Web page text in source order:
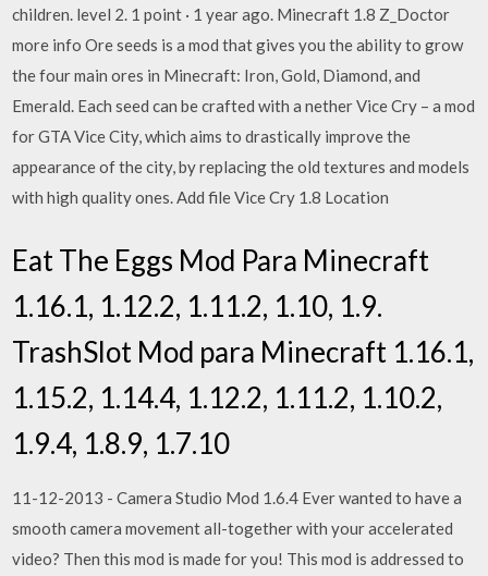
children. level 2. 1 point · 1 year ago. Minecraft 1.8 Z_Doctor
more info Ore seeds is a mod that gives you the ability to grow
the four main ores in Minecraft: Iron, Gold, Diamond, and
Emerald. Each seed can be crafted with a nether Vice Cry – a mod
for GTA Vice City, which aims to drastically improve the
appearance of the city, by replacing the old textures and models
with high quality ones. Add file Vice Cry 1.8 Location
Eat The Eggs Mod Para Minecraft
1.16.1, 1.12.2, 1.11.2, 1.10, 1.9.
TrashSlot Mod para Minecraft 1.16.1,
1.15.2, 1.14.4, 1.12.2, 1.11.2, 1.10.2,
1.9.4, 1.8.9, 1.7.10
11-12-2013 - Camera Studio Mod 1.6.4 Ever wanted to have a
smooth camera movement all-together with your accelerated
video? Then this mod is made for you! This mod is addressed to